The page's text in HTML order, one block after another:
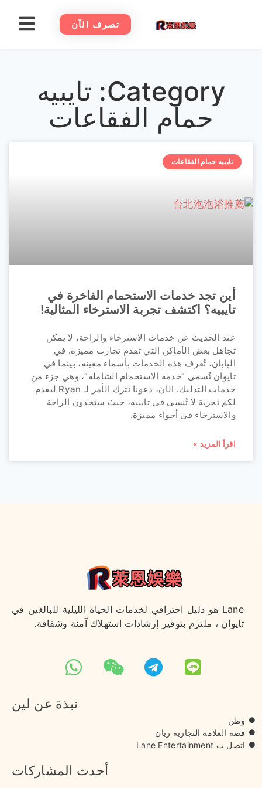
تصرف الآن
Category: تايبيه
حمام الفقاعات
تايبيه حمام الفقاعات
أين تجد خدمات الاستحمام الفاخرة في
تايبيه؟ اكتشف تجربة الاسترخاء المثالية!
عند الحديث عن خدمات الاسترخاء والراحة، لا يمكن
تجاهل بعض الأماكن التي تقدم تجارب مميزة. في
اليابان، تُعرف هذه الخدمات بأسماء معينة، بينما في
تايوان تُسمى “خدمة الاستحمام الشاملة”، وهي جزء من
خدمات التدليك. الآن، دعونا نترك الأمر لـ Ryan ليقدم
لكم تجربة لا تُنسى في تايبيه، حيث ستجدون الراحة
والاسترخاء في أجواء مميزة.
اقرأ المزيد »
Lane هو دليل احترافي لخدمات الحياة الليلية للبالغين في
تايوان ، ملتزم بتوفير إرشادات استهلاك آمنة وشفافة.
نبذة عن لين
وطن
قصة العلامة التجارية ريان
اتصل ب Lane Entertainment
أحدث المشاركات